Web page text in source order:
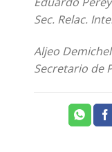
Sec. Relac.
Aljeo
Secretario de